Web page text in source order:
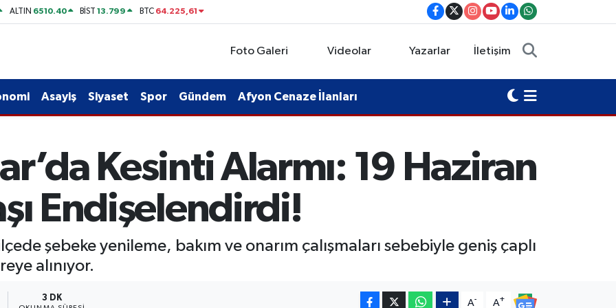
ALTIN 6510.40 BİST13.799 BTC 64.225,61
Foto Galeri Videolar Yazarlar İletişim
Asayiş Siyaset Spor Gündem Afyon Cenaze İlanları
Kesinti Alarmı: 19 Haziran
Endişelendirdi!
şebeke yenileme, bakım ve onarım çalışmaları sebebiyle geniş çaplı
alınıyor.
3 DK A- A+